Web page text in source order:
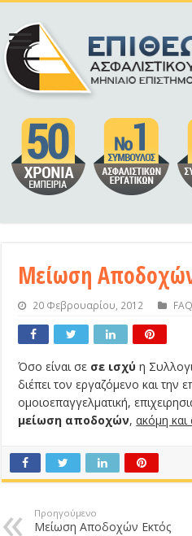
Μείωση
20 Φεβρουαρίου, 2012 FAQ
Όσο είναι σε σε ισχύ η
διέπει τον εργαζόμενο και την
ομοιοεπαγγελματική,
μείωση αποδοχών,ακόμη και
Προηγούμενο
Μείωση Αποδοχών Εκτός